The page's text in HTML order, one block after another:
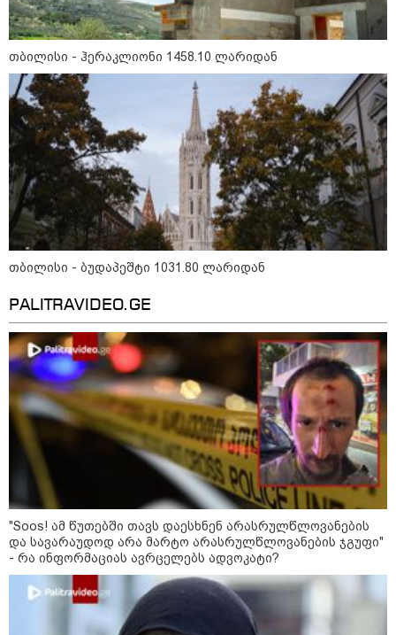
Faceამბები
15:42 / 07-08-2026
"საიდან იცის, მან სინამდვილეში რა
ხდებოდა... აფხაზეთის ომში თუ არ
ვცდები სამჯერ არის ნამყოფი, არც
ერთხელ 10 დღეს არ ცდებოდა" - გია
ყარყარაშვილი გიორგი ბარამიძის
განცხადებაზე
10:58 / 06-08-2026
"დადგება დრო და თქვენი
დღევანდელი "პოსტაობა"
საკუთარ თავთან
შეგარცხვენთ... თქვენი
შეცდომა არის დანაშაულის
ტოლფასი" - ეკა კუპატაძე ნანუკა
ჟორჟოლიანს
თბილისი - ჰერაკლიონი 1458.10 ლარიდან
თბილისი - ბუდაპეშტი 1031.80 ლარიდან
PALITRAVIDEO.GE
"Soos! ამ წუთებში თავს დაესხნენ არასრულწლოვანების
და სავარაუდოდ არა მარტო არასრულწლოვანების ჯგუფი"
- რა ინფორმაციას ავრცელებს ადვოკატი?